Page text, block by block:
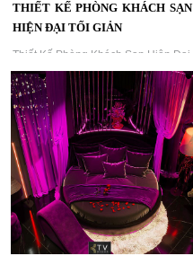
THIẾT KẾ PHÒNG KHÁCH SẠN
HIỆN ĐẠI TỐI GIẢN
Thiết Kế Phòng Khách Sạn Hiện Đại
Tối Giản – Không Gian Nghỉ Ngơi
Thanh Lịch Và Thoáng Đẹp | KTV
Group...